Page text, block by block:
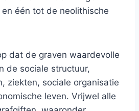
één tot de neolithische
dat de graven waardevolle
de sociale structuur,
ziekten, sociale organisatie
leven. Vrijwel alle